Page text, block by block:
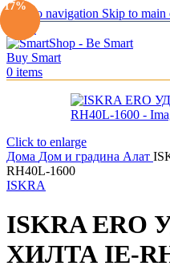
Skip to navigation Skip to main
0 items
Click to enlarge
Дома Дом и градина Алат
RH40L-1600
ISKRA
ISKRA ERO
ХИЛТА IE-
-13%
-17%